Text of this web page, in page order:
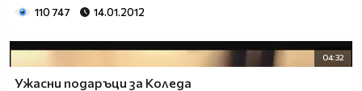
110 747 14.01.2012
04:32
Ужасни подаръци за Коледа